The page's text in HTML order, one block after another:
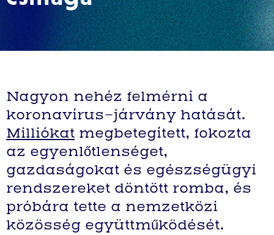
Nagyon nehéz felmérni a
koronavírus-járvány hatását.
Milliókat megbetegített, fokozta
az egyenlőtlenséget,
gazdaságokat és egészségügyi
rendszereket döntött romba, és
próbára tette a nemzetközi
közösség együttműködését.